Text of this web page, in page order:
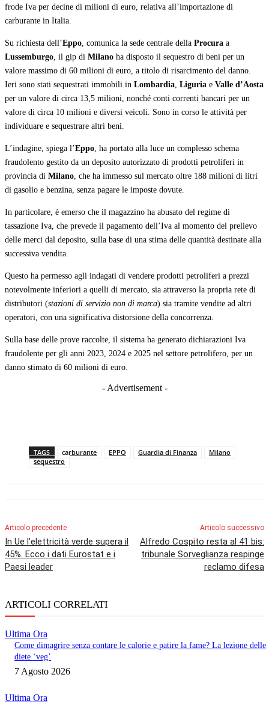
frode Iva per decine di milioni di euro, relativa all’importazione di
carburante in Italia.
Su richiesta dell’Eppo, comunica la sede centrale della Procura a
Lussemburgo, il gip di Milano ha disposto il sequestro di beni per un
valore massimo di 60 milioni di euro, a titolo di risarcimento del danno.
Ieri sono stati sequestrati immobili in Lombardia, Liguria e Valle d’Aosta
per un valore di circa 13,5 milioni, nonché conti correnti bancari per un
valore di circa 10 milioni e diversi veicoli. Sono in corso le attività per
individuare e sequestrare altri beni.
L’indagine, spiega l’Eppo, ha portato alla luce un complesso schema
fraudolento gestito da un deposito autorizzato di prodotti petroliferi in
provincia di Milano, che ha immesso sul mercato oltre 188 milioni di litri
di gasolio e benzina, senza pagare le imposte dovute.
In particolare, è emerso che il magazzino ha abusato del regime di
tassazione Iva, che prevede il pagamento dell’Iva al momento del prelievo
delle merci dal deposito, sulla base di una stima delle quantità destinate alla
successiva vendita.
Questo ha permesso agli indagati di vendere prodotti petroliferi a prezzi
notevolmente inferiori a quelli di mercato, sia attraverso la propria rete di
distributori (stazioni di servizio non di marca) sia tramite vendite ad altri
operatori, con una significativa distorsione della concorrenza.
Sulla base delle prove raccolte, il sistema ha generato dichiarazioni Iva
fraudolente per gli anni 2023, 2024 e 2025 nel settore petrolifero, per un
danno stimato di 60 milioni di euro.
- Advertisement -
TAGS carburante EPPO Guardia di Finanza
Milano
sequestro
Articolo precedente
In Ue l’elettricità verde supera il
45%. Ecco i dati Eurostat e i
Paesi leader
Articolo successivo
Alfredo Cospito resta al 41 bis:
tribunale Sorveglianza respinge
reclamo difesa
ARTICOLI CORRELATI
Ultima Ora
Come dimagrire senza contare le calorie e patire la fame? La lezione delle
diete ‘veg’
7 Agosto 2026
Ultima Ora